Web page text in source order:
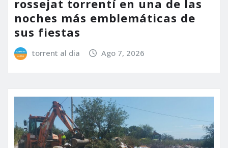
rossejat torrentí en una de las
noches más emblemáticas de
sus fiestas
torrent al dia Ago 7, 2026